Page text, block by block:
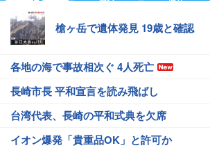
槍ヶ岳で遺体発見 19歳と確認
各地の海で事故相次ぐ 4人死亡
長崎市長 平和宣言を読み飛ばし
台湾代表、長崎の平和式典を欠席
イオン爆発「貴重品OK」と許可か